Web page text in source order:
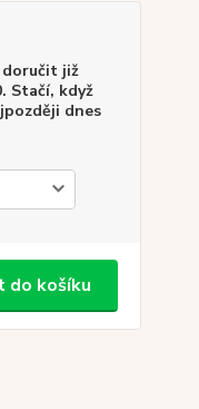
doručit již
Stačí, když
dnes
do košíku